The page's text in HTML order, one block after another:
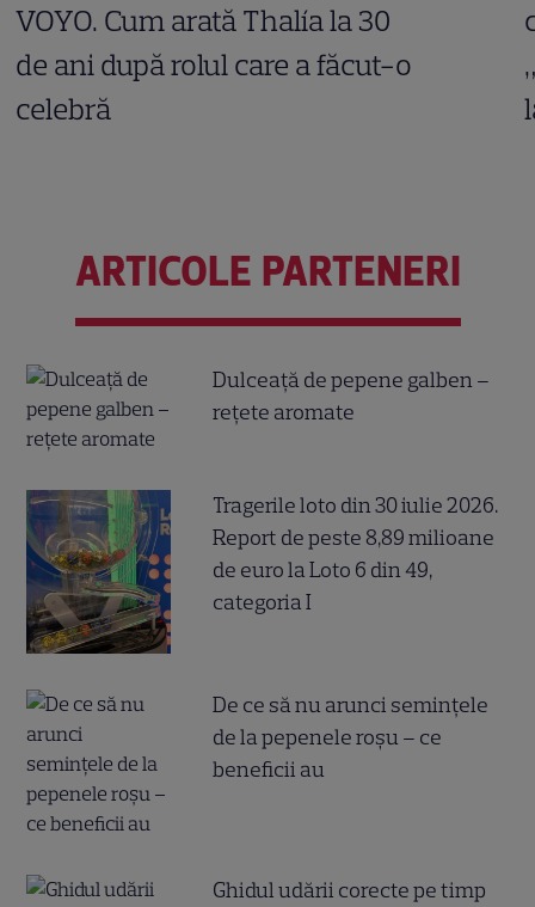
VOYO. Cum arată Thalía la 30
de ani după rolul care a făcut-o
celebră
ARTICOLE PARTENERI
Dulceață de pepene galben –
rețete aromate
Tragerile loto din 30 iulie 2026.
Report de peste 8,89 milioane
de euro la Loto 6 din 49,
categoria I
De ce să nu arunci semințele
de la pepenele roșu – ce
beneficii au
Ghidul udării corecte pe timp